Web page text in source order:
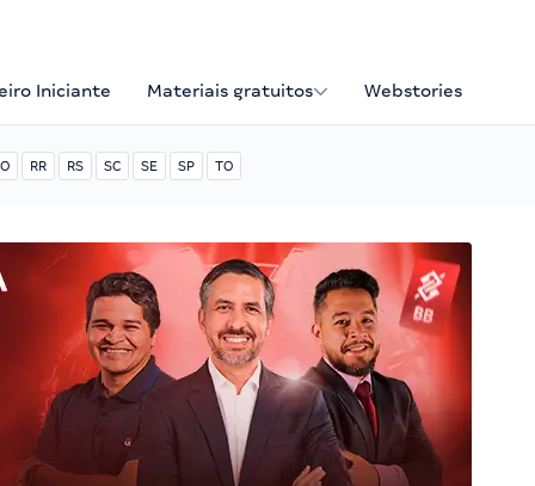
Iniciante Materiais gratuitos Webstories
RR RS SC SE SP TO